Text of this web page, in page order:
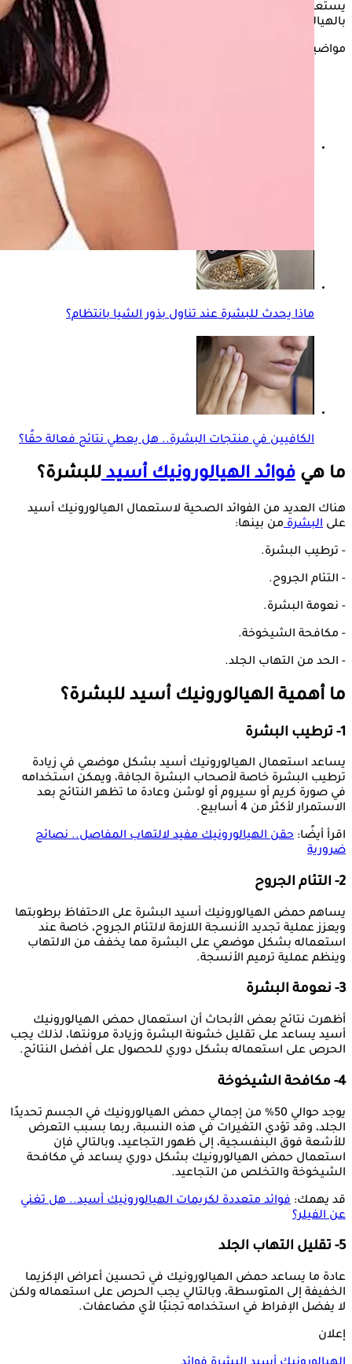
يستعرض "الكونسلتو" في التقرير التالي كل ما يتعلق
بالهيالورونيك أسيد وفقًا لما ذكره موقع "medicalnewstoday".
مواضيع ذات صلة
صيام البشرة.. كيف يؤثر على الجلد؟ وما هي أفضل طريقة
ماذا يحدث للبشرة عند تناول بذور الشيا بانتظام؟
الكافيين في منتجات البشرة.. هل يعطي نتائج فعالة حقًا؟
ما هي فوائدالهيالورونيك أسيدللبشرة؟
هناك العديد من الفوائد الصحية لاستعمال الهيالورونيك أسيد
على البشرةمن بينها:
- ترطيب البشرة.
- التئام الجروح.
- نعومة البشرة.
- مكافحة الشيخوخة.
- الحد من التهاب الجلد.
ما أهمية الهيالورونيك أسيد للبشرة؟
1- ترطيب البشرة
يساعد استعمال الهيالورونيك أسيد بشكل موضعي في زيادة
ترطيب البشرة خاصة لأصحاب البشرة الجافة، ويمكن استخدامه
في صورة كريم أو سيروم أو لوشن وعادة ما تظهر النتائج بعد
الاستمرار لأكثر من 4 أسابيع.
اقرأ أيضًا: حقن الهيالورونيك مفيد لالتهاب المفاصل.. نصائح
ضرورية
2- التئام الجروح
يساهم حمض الهيالورونيك أسيد البشرة على الاحتفاظ برطوبتها
ويعزز عملية تجديد الأنسجة اللازمة لالتئام الجروح، خاصة عند
استعماله بشكل موضعي على البشرة مما يخفف من الالتهاب
وينظم عملية ترميم الأنسجة.
3- نعومة البشرة
أظهرت نتائج بعض الأبحاث أن استعمال حمض الهيالورونيك
أسيد يساعد على تقليل خشونة البشرة وزيادة مرونتها، لذلك يجب
الحرص على استعماله بشكل دوري للحصول على أفضل النتائج.
4- مكافحة الشيخوخة
يوجد حوالي 50% من إجمالي حمض الهيالورونيك في الجسم تحديدًا
الجلد، وقد تؤدي التغيرات في هذه النسبة، ربما بسبب التعرض
للأشعة فوق البنفسجية، إلى ظهور التجاعيد، وبالتالي فإن
استعمال حمض الهيالورونيك بشكل دوري يساعد في مكافحة
الشيخوخة والتخلص من التجاعيد.
قد يهمك: فوائد متعددة لكريمات الهيالورونيك أسيد.. هل تغني
عن الفيلر؟
5- تقليل التهاب الجلد
عادة ما يساعد حمض الهيالورونيك في تحسين أعراض الإكزيما
الخفيفة إلى المتوسطة، وبالتالي يجب الحرص على استعماله ولكن
لا يفضل الإفراط في استخدامه تجنبًا لأي مضاعفات.
إعلان